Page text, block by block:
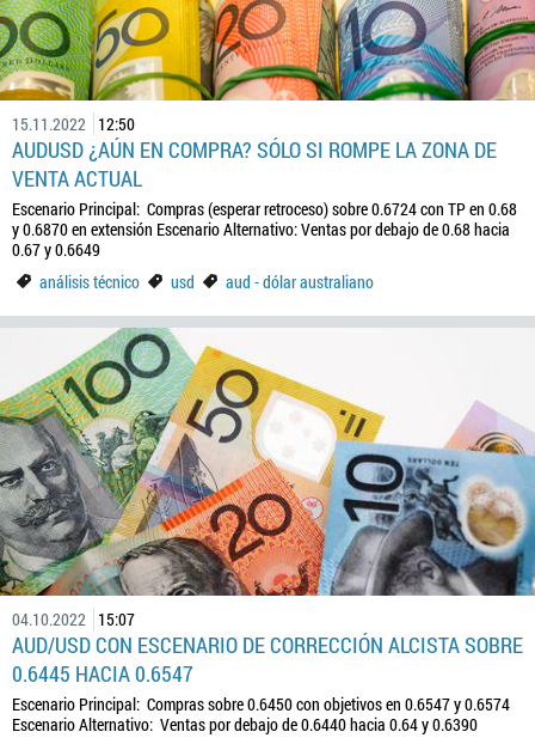
15.11.2022 12:50
AUDUSD ¿AÚN EN COMPRA? SÓLO SI ROMPE LA ZONA DE
VENTA ACTUAL
Escenario Principal: Compras (esperar retroceso) sobre 0.6724 con TP en 0.68
y 0.6870 en extensión Escenario Alternativo: Ventas por debajo de 0.68 hacia
0.67 y 0.6649
análisis técnico
usd aud - dólar australiano
04.10.2022 15:07
AUD/USD CON ESCENARIO DE CORRECCIÓN ALCISTA SOBRE
0.6445 HACIA 0.6547
Escenario Principal: Compras sobre 0.6450 con objetivos en 0.6547 y 0.6574
Escenario Alternativo: Ventas por debajo de 0.6440 hacia 0.64 y 0.6390